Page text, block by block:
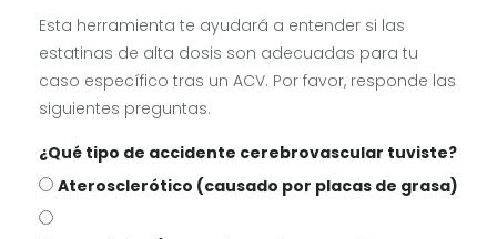
Esta herramienta te ayudará a entender si las
estatinas de alta dosis son adecuadas para tu
caso específico tras un ACV. Por favor, responde las
siguientes preguntas.
¿Qué tipo de accidente cerebrovascular tuviste?
Aterosclerótico (causado por placas de grasa)